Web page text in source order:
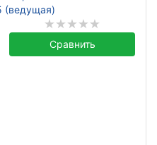
(ведущая)
Сравнить